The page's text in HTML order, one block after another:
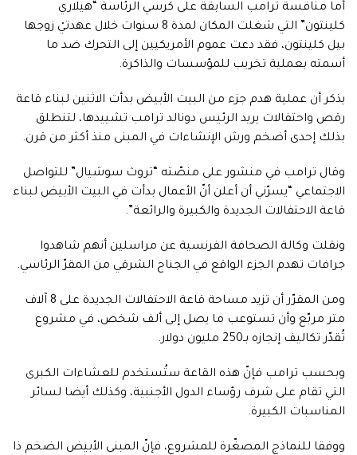
أما منافسة ترامب السابقة على كرسي الرئاسة “هيلاري
كلينتون” التي شغلت المكان لمدة 8 سنوات خلال عهدتيْ زوجها
بيل كلينتون، فقد دعت عموم الأمريكيين إلى التحرك ضد ما
أسمته بعملية تخريب للمؤسسات والذاكرة.
يذكر أن عملية هدم جزء من البيت الأبيض بدأت الاثنين لبناء قاعة
رقص واحتفالات يريد الرئيس دونالد ترامب تشييدها، لتنطلق
بذلك إحدى أضخم ورش الإنشاءات في المبنى منذ أكثر من قرن.
وقال ترامب في منشور على منصّته “تروث سوشيال” للتواصل
الاجتماعي “يسرّني أن أعلن أنّ الأعمال بدأت في البيت الأبيض لبناء
قاعة الاحتفالات الجديدة والكبيرة والرائعة”.
ونقلت وكالة الصحافة الفرنسية عن مراسلين أنهم شاهدوا
جرافات تهدم الجزء الواقع في الجناح الشرقي من المقرّ الرئاسي.
ومن المقرّر أن تزيد مساحة قاعة الاحتفالات الجديدة على 8 آلاف
متر مربّع وأن تستوعب ما يصل إلى ألف شخص، في مشروع
تُقدّر تكاليف إنجازه بـ250 مليون دولار.
وبحسب ترامب فإنّ هذه القاعة ستُستخدم للعشاءات الكبرى
التي تقام على شرف رؤساء الدول الأجنبية، وكذلك أيضا لسائر
المناسبات الكبيرة.
ووفقا للنماذج المصغّرة للمشروع، فإنّ المبنى الأبيض الضخم ذا